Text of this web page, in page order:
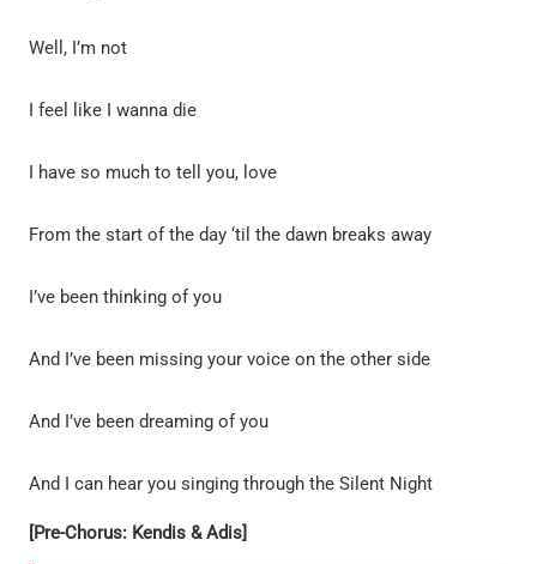
Well, I’m not
I feel like I wanna die
I have so much to tell you, love
From the start of the day ‘til the dawn breaks away
I’ve been thinking of you
And I’ve been missing your voice on the other side
And I’ve been dreaming of you
And I can hear you singing through the Silent Night
[Pre-Chorus: Kendis & Adis]